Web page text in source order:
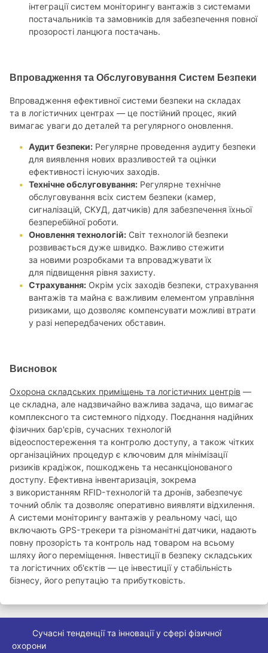
інтеграції систем моніторингу вантажів з системами
постачальників та замовників для забезпечення повної
прозорості ланцюга постачань.
Впровадження та Обслуговування Систем Безпеки
Впровадження ефективної системи безпеки на складах
та в логістичних центрах — це постійний процес, який
вимагає уваги до деталей та регулярного оновлення.
Аудит безпеки: Регулярне проведення аудиту безпеки
для виявлення нових вразливостей та оцінки
ефективності існуючих заходів.
Технічне обслуговування: Регулярне технічне
обслуговування всіх систем безпеки (камер,
сигналізацій, СКУД, датчиків) для забезпечення їхньої
безперебійної роботи.
Оновлення технологій: Світ технологій безпеки
розвивається дуже швидко. Важливо стежити
за новими розробками та впроваджувати їх
для підвищення рівня захисту.
Страхування: Окрім усіх заходів безпеки, страхування
вантажів та майна є важливим елементом управління
ризиками, що дозволяє компенсувати можливі втрати
у разі непередбачених обставин.
Висновок
Охорона складських приміщень та логістичних центрів —
це складна, але надзвичайно важлива задача, що вимагає
комплексного та системного підходу. Поєднання надійних
фізичних бар'єрів, сучасних технологій
відеоспостереження та контролю доступу, а також чітких
організаційних процедур є ключовим для мінімізації
ризиків крадіжок, пошкоджень та несанкціонованого
доступу. Ефективна інвентаризація, зокрема
з використанням RFID-технологій та дронів, забезпечує
точний облік та дозволяє оперативно виявляти відхилення.
А системи моніторингу вантажів у реальному часі, що
включають GPS-трекери та різноманітні датчики, надають
повну прозорість та контроль над товаром на всьому
шляху його переміщення. Інвестиції в безпеку складських
та логістичних об'єктів — це інвестиції у стабільність
бізнесу, його репутацію та прибутковість.
Сучасні тенденції та інновації у сфері фізичної
охорони